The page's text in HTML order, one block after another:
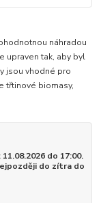
náhradou
upraven tak, aby byl
jsou vhodné pro
třtinové biomasy,
do 17:00.
do zítra do